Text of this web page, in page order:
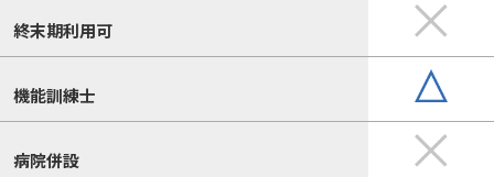
終末期利用可
機能訓練士
病院併設